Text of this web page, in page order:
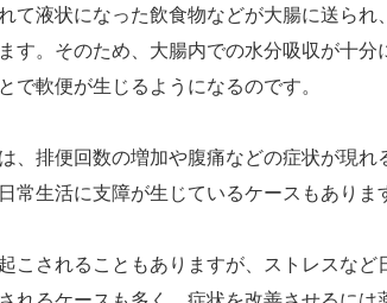
て液状になった飲食物などが大腸に送られ
す。そのため、大腸内での水分吸収が十
で軟便が生じるようになるのです。
、排便回数の増加や腹痛などの症状が現
常生活に支障が生じているケースもありま
こされることもありますが、ストレスな